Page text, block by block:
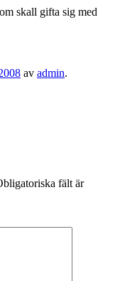
skall gifta sig med
av admin.
fält är